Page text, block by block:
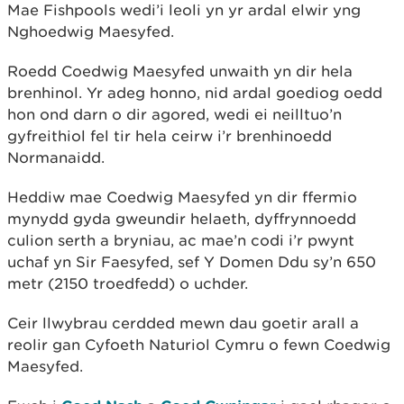
Mae Fishpools wedi’i leoli yn yr ardal elwir yng
Nghoedwig Maesyfed.
Roedd Coedwig Maesyfed unwaith yn dir hela
brenhinol. Yr adeg honno, nid ardal goediog oedd
hon ond darn o dir agored, wedi ei neilltuo’n
gyfreithiol fel tir hela ceirw i’r brenhinoedd
Normanaidd.
Heddiw mae Coedwig Maesyfed yn dir ffermio
mynydd gyda gweundir helaeth, dyffrynnoedd
culion serth a bryniau, ac mae’n codi i’r pwynt
uchaf yn Sir Faesyfed, sef Y Domen Ddu sy’n 650
metr (2150 troedfedd) o uchder.
Ceir llwybrau cerdded mewn dau goetir arall a
reolir gan Cyfoeth Naturiol Cymru o fewn Coedwig
Maesyfed.